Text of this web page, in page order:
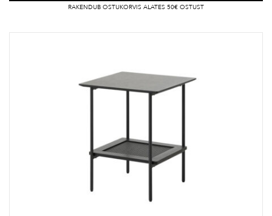
RAKENDUB OSTUKORVIS ALATES 50€ OSTUST